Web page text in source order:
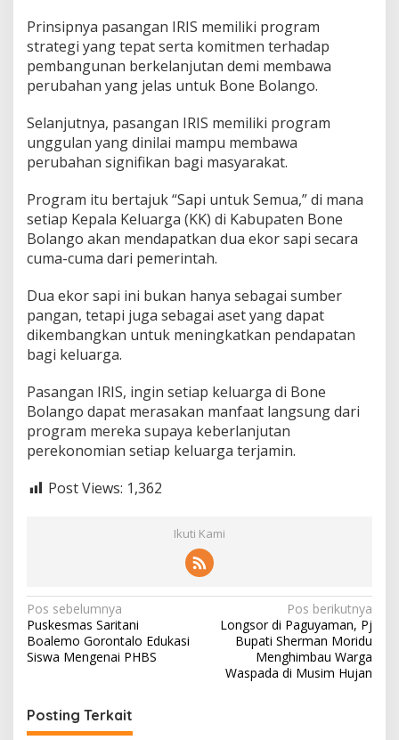
Prinsipnya pasangan IRIS memiliki program
strategi yang tepat serta komitmen terhadap
pembangunan berkelanjutan demi membawa
perubahan yang jelas untuk Bone Bolango.
Selanjutnya, pasangan IRIS memiliki program
unggulan yang dinilai mampu membawa
perubahan signifikan bagi masyarakat.
Program itu bertajuk “Sapi untuk Semua,” di mana
setiap Kepala Keluarga (KK) di Kabupaten Bone
Bolango akan mendapatkan dua ekor sapi secara
cuma-cuma dari pemerintah.
Dua ekor sapi ini bukan hanya sebagai sumber
pangan, tetapi juga sebagai aset yang dapat
dikembangkan untuk meningkatkan pendapatan
bagi keluarga.
Pasangan IRIS, ingin setiap keluarga di Bone
Bolango dapat merasakan manfaat langsung dari
program mereka supaya keberlanjutan
perekonomian setiap keluarga terjamin.
Post Views: 1,362
Ikuti Kami
N
a
v
g
Pos sebelumnya
Puskesmas Saritani
Boalemo Gorontalo Edukasi
Siswa Mengenai PHBS
Pos berikutnya
Longsor di Paguyaman, Pj
Bupati Sherman Moridu
Menghimbau Warga
Waspada di Musim Hujan
Posting Terkait